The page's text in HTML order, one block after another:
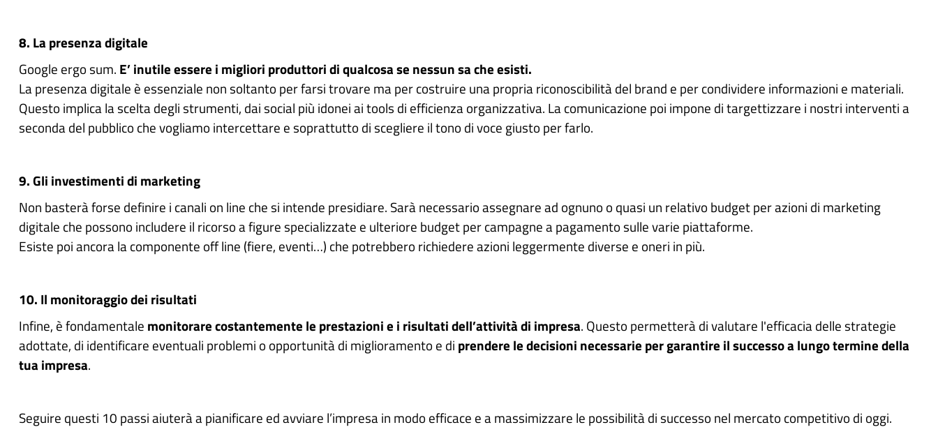
8. La presenza digitale
Google ergo sum. E’ inutile essere i migliori produttori di qualcosa se nessun sa che esisti.
La presenza digitale è essenziale non soltanto per farsi trovare ma per costruire una propria riconoscibilità del brand e per condividere informazioni e materiali.
Questo implica la scelta degli strumenti, dai social più idonei ai tools di efficienza organizzativa. La comunicazione poi impone di targettizzare i nostri interventi a
seconda del pubblico che vogliamo intercettare e soprattutto di scegliere il tono di voce giusto per farlo.
9. Gli investimenti di marketing
Non basterà forse definire i canali on line che si intende presidiare. Sarà necessario assegnare ad ognuno o quasi un relativo budget per azioni di marketing
digitale che possono includere il ricorso a figure specializzate e ulteriore budget per campagne a pagamento sulle varie piattaforme.
Esiste poi ancora la componente off line (fiere, eventi…) che potrebbero richiedere azioni leggermente diverse e oneri in più.
10. Il monitoraggio dei risultati
Infine, è fondamentale monitorare costantemente le prestazioni e i risultati dell’attività di impresa. Questo permetterà di valutare l'efficacia delle strategie
adottate, di identificare eventuali problemi o opportunità di miglioramento e di prendere le decisioni necessarie per garantire il successo a lungo termine della
tua impresa.
Seguire questi 10 passi aiuterà a pianificare ed avviare l’impresa in modo efficace e a massimizzare le possibilità di successo nel mercato competitivo di oggi.